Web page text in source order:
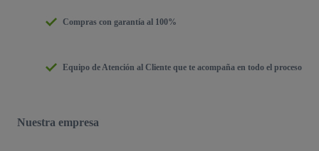
Compras con garantía al 100%
Equipo de Atención al Cliente que te acompaña en todo el proceso
Nuestra empresa